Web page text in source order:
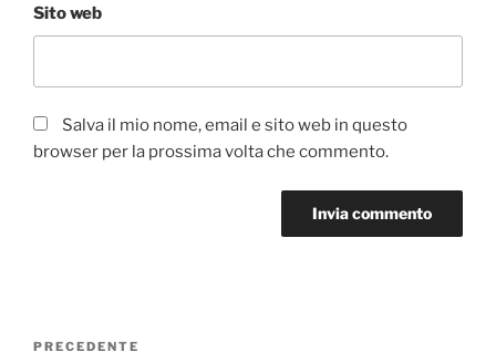
Sito web
Salva il mio nome, email e sito web in questo
browser per la prossima volta che commento.
Navigazione
Articolo
PRECEDENTE